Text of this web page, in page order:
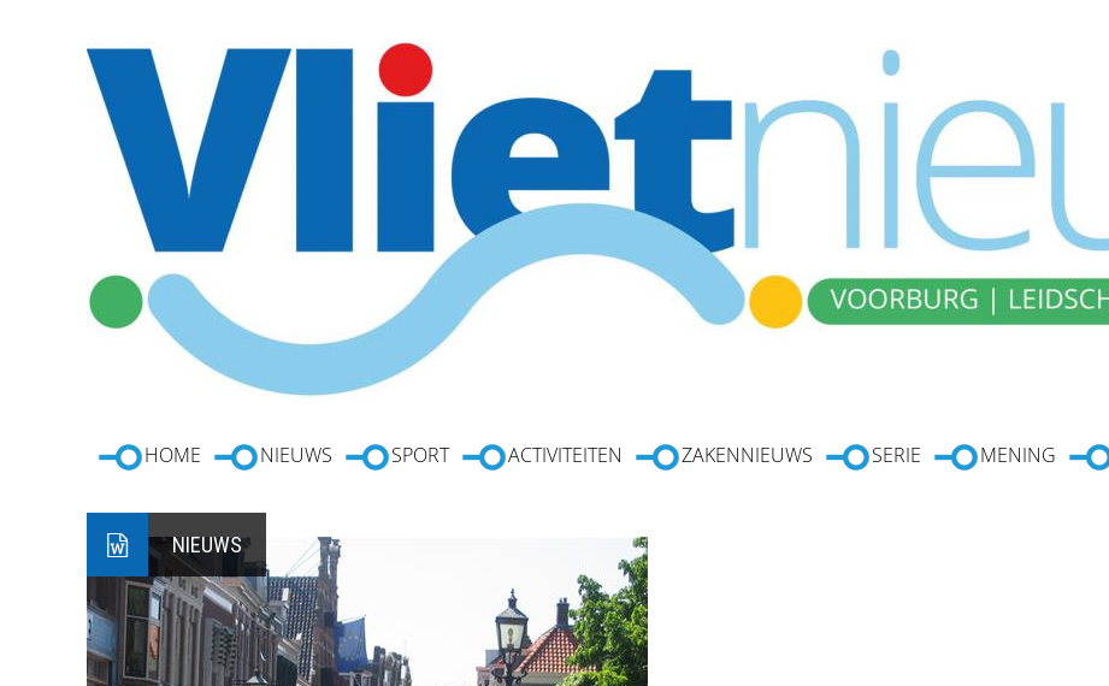
HOME NIEUWS SPORT ACTIVITEITEN ZAKENNIEUWS SERIE MENING
NIEUWS